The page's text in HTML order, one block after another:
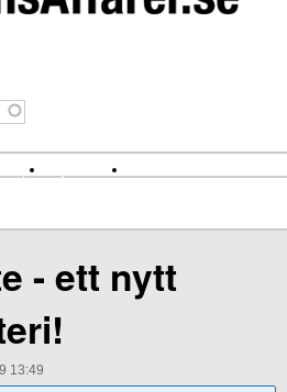
spel Nyhetsbrev
- ett nytt
13:49